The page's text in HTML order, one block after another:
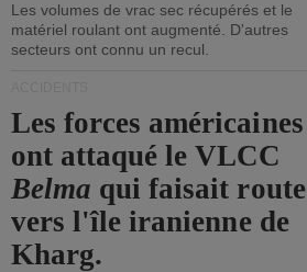
Les volumes de vrac sec récupérés et le
matériel roulant ont augmenté. D'autres
secteurs ont connu un recul.
Les forces américaines
ont attaqué le VLCC
Belma qui faisait route
vers l'île iranienne de
Kharg.